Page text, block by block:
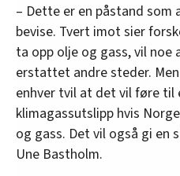
– Dette er en påstand som
bevise. Tvert imot sier
ta opp olje og gass, vil noe
erstattet andre steder.
enhver tvil at det vil føre til
klimagassutslipp hvis
og gass. Det vil også gi en
Une Bastholm.